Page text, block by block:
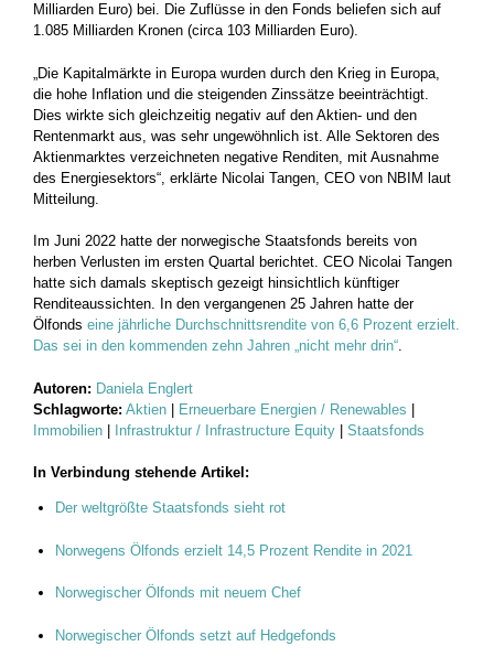
Milliarden Euro) bei. Die Zuflüsse in den Fonds beliefen sich auf
1.085 Milliarden Kronen (circa 103 Milliarden Euro).
„Die Kapitalmärkte in Europa wurden durch den Krieg in Europa,
die hohe Inflation und die steigenden Zinssätze beeinträchtigt.
Dies wirkte sich gleichzeitig negativ auf den Aktien- und den
Rentenmarkt aus, was sehr ungewöhnlich ist. Alle Sektoren des
Aktienmarktes verzeichneten negative Renditen, mit Ausnahme
des Energiesektors“, erklärte Nicolai Tangen, CEO von NBIM laut
Mitteilung.
Im Juni 2022 hatte der norwegische Staatsfonds bereits von
herben Verlusten im ersten Quartal berichtet. CEO Nicolai Tangen
hatte sich damals skeptisch gezeigt hinsichtlich künftiger
Renditeaussichten. In den vergangenen 25 Jahren hatte der
Ölfonds eine jährliche Durchschnittsrendite von 6,6 Prozent erzielt.
Das sei in den kommenden zehn Jahren „nicht mehr drin“.
Autoren: Daniela Englert
Schlagworte: Aktien | Erneuerbare Energien / Renewables |
Immobilien | Infrastruktur / Infrastructure Equity | Staatsfonds
In Verbindung stehende Artikel:
Der weltgrößte Staatsfonds sieht rot
Norwegens Ölfonds erzielt 14,5 Prozent Rendite in 2021
Norwegischer Ölfonds mit neuem Chef
Norwegischer Ölfonds setzt auf Hedgefonds